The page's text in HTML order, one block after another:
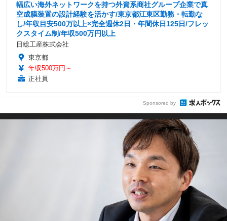
幅広い海外ネットワークを持つ外資系商社グループ企業で真
空成膜装置の設計経験を活かす/東京都江東区勤務・転勤な
し/年収目安500万以上×完全週休2日・年間休日125日/フレッ
クスタイム制/年収500万円以上
日総工産株式会社
東京都
年収500万円～
正社員
Sponsored by